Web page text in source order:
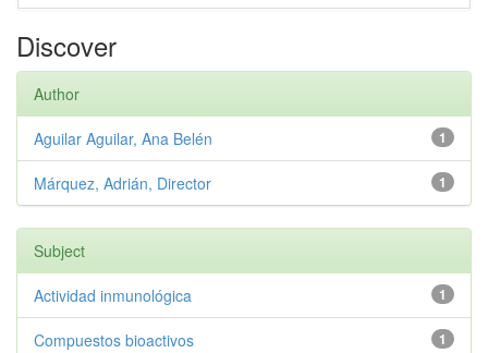
Discover
Author
1
Aguilar Aguilar, Ana Belén
1
Márquez, Adrián, Director
Subject
1
Actividad inmunológica
1
Compuestos bioactivos